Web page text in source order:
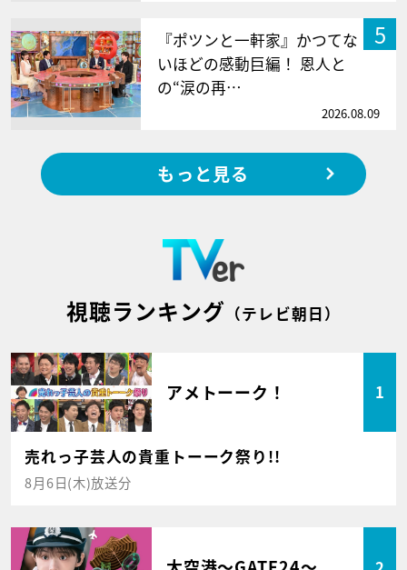
5
『ポツンと一軒家』かつてな
いほどの感動巨編！ 恩人と
の“涙の再…
2026.08.09
もっと見る
視聴ランキング （テレビ朝日）
アメトーーク！ 1
売れっ子芸人の貴重トーーク祭り!!
8月6日(木)放送分